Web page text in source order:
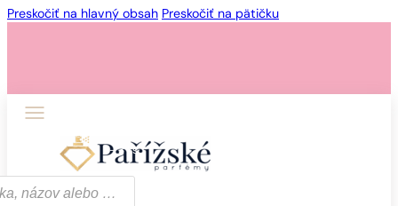
Preskočiť na hlavný obsah Preskočiť na pätičku
1 - 3 ks.